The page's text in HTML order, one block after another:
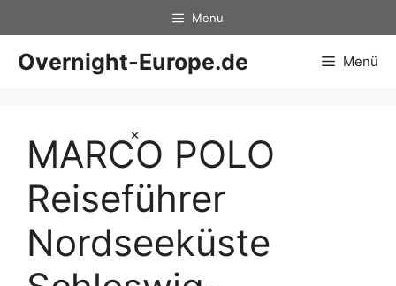
×
Inhalt
springen
Menu
Overnight-Europe.de Menü
MARCO POLO
Reiseführer
Nordseeküste